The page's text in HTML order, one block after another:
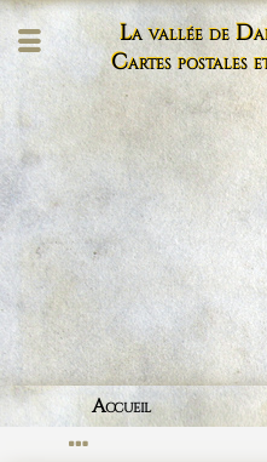
La vallée de
Cartes postales
Accueil